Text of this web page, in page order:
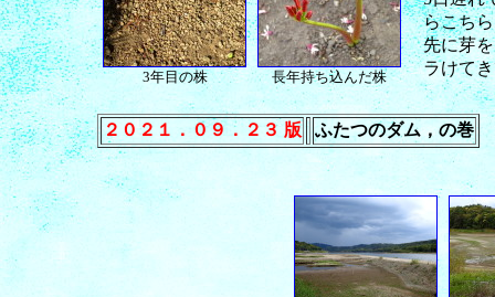
3年目の株 長年持ち込んだ株
らこち
先に芽
ラけて
２０２１．０９．２３ 版 ふたつのダム，の巻